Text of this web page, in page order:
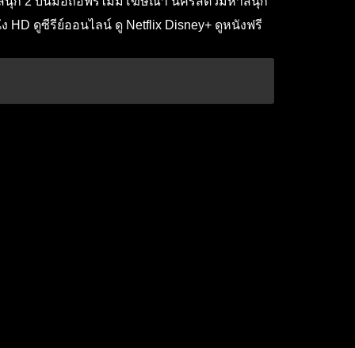
HD ดูซีรีย์ออนไลน์ ดู Netflix Disney+ ดูหนังฟรี